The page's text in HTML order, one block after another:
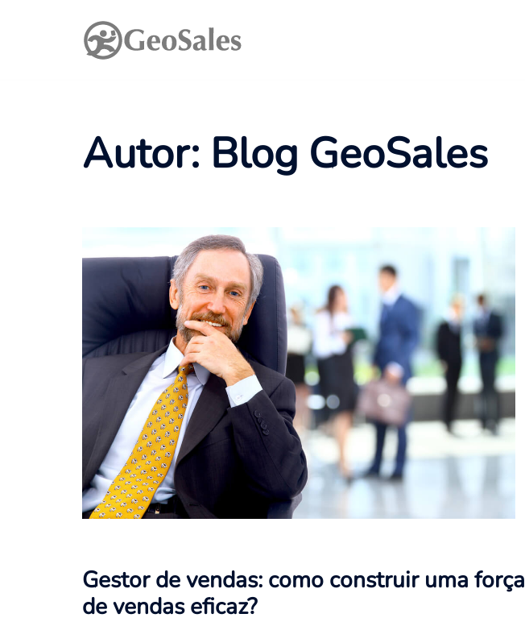
Autor: Blog GeoSales
Gestor de vendas: como construir uma força
de vendas eficaz?